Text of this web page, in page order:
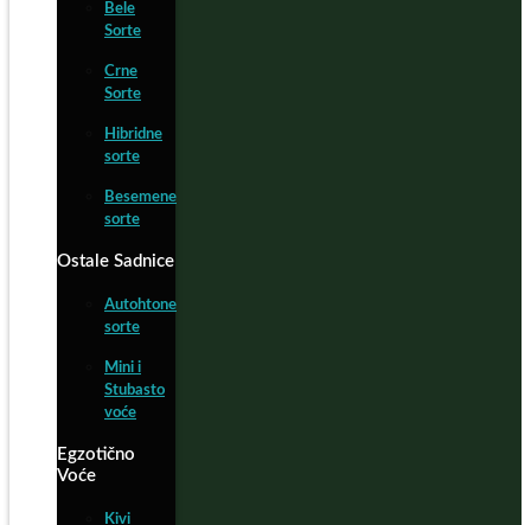
Bele
Sorte
Crne
Sorte
Hibridne
sorte
Besemene
sorte
Ostale Sadnice
Autohtone
sorte
Mini i
Stubasto
voće
Egzotično
Voće
Kivi